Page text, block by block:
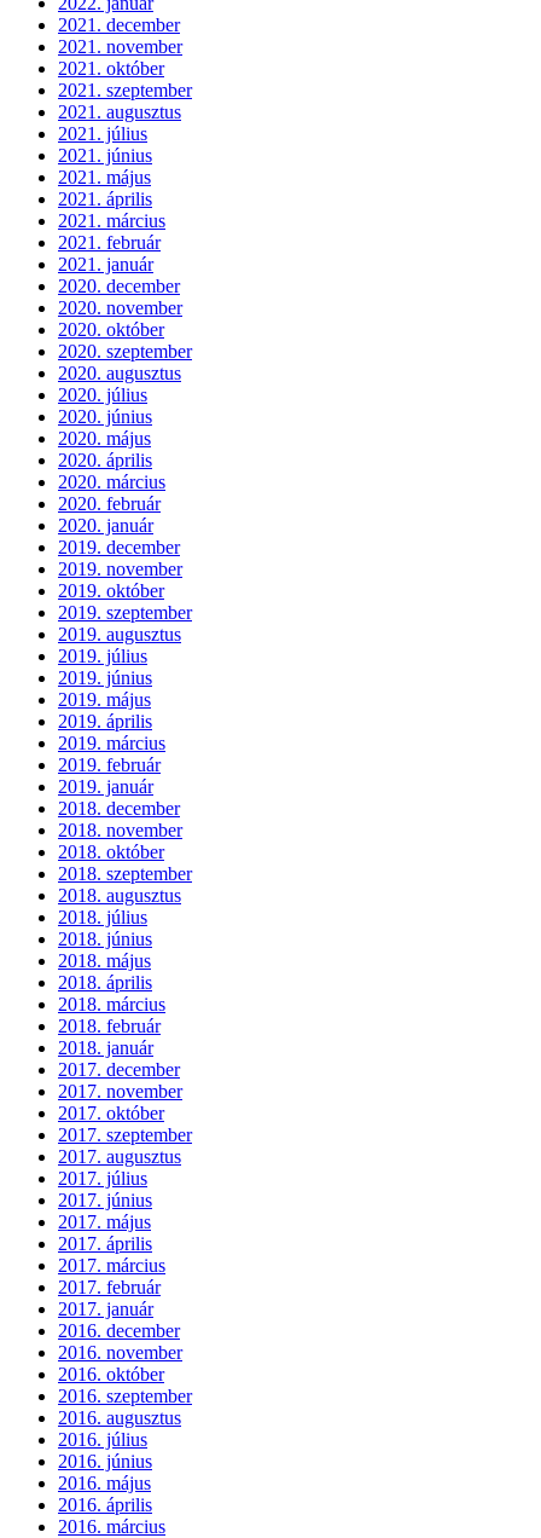
2021. december
2021. november
2021. október
2021. szeptember
2021. augusztus
2021. július
2021. június
2021. május
2021. április
2021. március
2021. február
2021. január
2020. december
2020. november
2020. október
2020. szeptember
2020. augusztus
2020. július
2020. június
2020. május
2020. április
2020. március
2020. február
2020. január
2019. december
2019. november
2019. október
2019. szeptember
2019. augusztus
2019. július
2019. június
2019. május
2019. április
2019. március
2019. február
2019. január
2018. december
2018. november
2018. október
2018. szeptember
2018. augusztus
2018. július
2018. június
2018. május
2018. április
2018. március
2018. február
2018. január
2017. december
2017. november
2017. október
2017. szeptember
2017. augusztus
2017. július
2017. június
2017. május
2017. április
2017. március
2017. február
2017. január
2016. december
2016. november
2016. október
2016. szeptember
2016. augusztus
2016. július
2016. június
2016. május
2016. április
2016. március